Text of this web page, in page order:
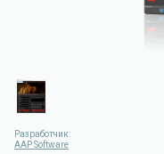
Разработчик:
AAP Software